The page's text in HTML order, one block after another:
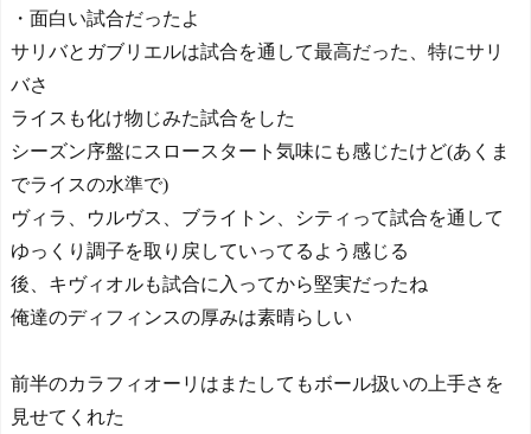
・面白い試合だったよ
サリバとガブリエルは試合を通して最高だった、特にサリ
バさ
ライスも化け物じみた試合をした
シーズン序盤にスロースタート気味にも感じたけど(あくま
でライスの水準で)
ヴィラ、ウルヴス、ブライトン、シティって試合を通して
ゆっくり調子を取り戻していってるよう感じる
後、キヴィオルも試合に入ってから堅実だったね
俺達のディフィンスの厚みは素晴らしい
前半のカラフィオーリはまたしてもボール扱いの上手さを
見せてくれた